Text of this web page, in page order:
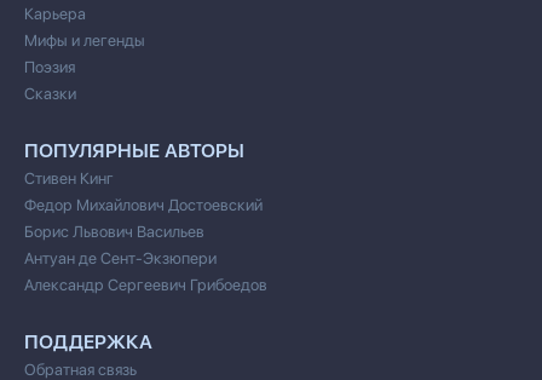
Карьера
Мифы и легенды
Поэзия
Сказки
ПОПУЛЯРНЫЕ АВТОРЫ
Стивен Кинг
Федор Михайлович Достоевский
Борис Львович Васильев
Антуан де Сент-Экзюпери
Александр Сергеевич Грибоедов
ПОДДЕРЖКА
Обратная связь